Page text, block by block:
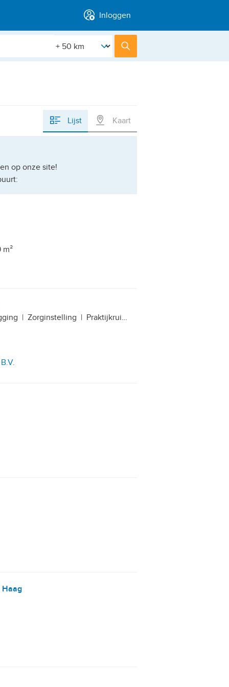
Inloggen
[Straal]
Lijst Kaart
op onze site!
m²
| Zorginstelling | Praktijkruimte
Haag